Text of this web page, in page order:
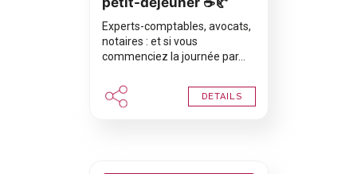
Experts-comptables, avocats,
notaires : et si vous
commenciez la journée par…
DETAILS